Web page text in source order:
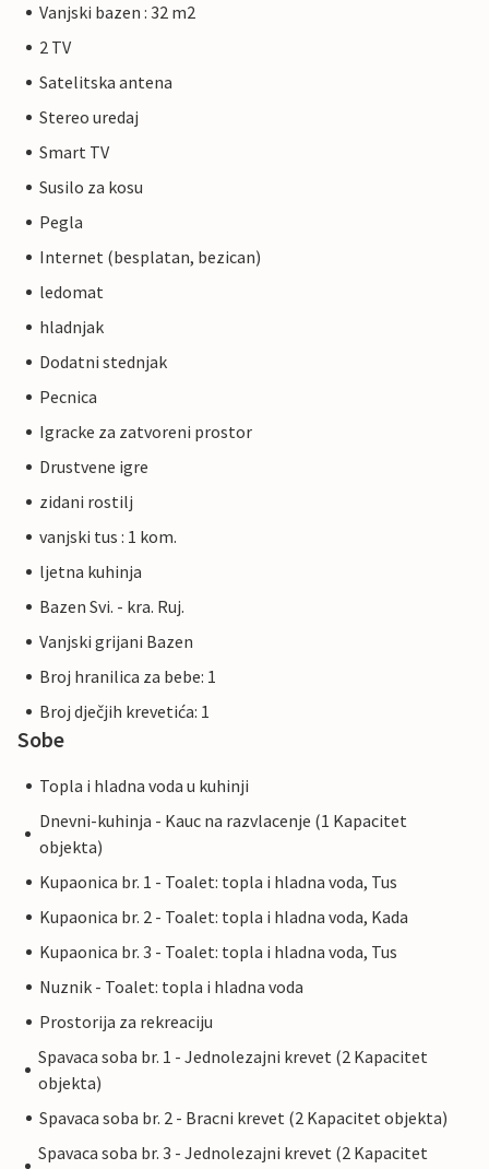
Vanjski bazen : 32 m2
2 TV
Satelitska antena
Stereo uredaj
Smart TV
Susilo za kosu
Pegla
Internet (besplatan, bezican)
ledomat
hladnjak
Dodatni stednjak
Pecnica
Igracke za zatvoreni prostor
Drustvene igre
zidani rostilj
vanjski tus : 1 kom.
ljetna kuhinja
Bazen Svi. - kra. Ruj.
Vanjski grijani Bazen
Broj hranilica za bebe: 1
Broj dječjih krevetića: 1
Sobe
Topla i hladna voda u kuhinji
Dnevni-kuhinja - Kauc na razvlacenje (1 Kapacitet
objekta)
Kupaonica br. 1 - Toalet: topla i hladna voda, Tus
Kupaonica br. 2 - Toalet: topla i hladna voda, Kada
Kupaonica br. 3 - Toalet: topla i hladna voda, Tus
Nuznik - Toalet: topla i hladna voda
Prostorija za rekreaciju
Spavaca soba br. 1 - Jednolezajni krevet (2 Kapacitet
objekta)
Spavaca soba br. 2 - Bracni krevet (2 Kapacitet objekta)
Spavaca soba br. 3 - Jednolezajni krevet (2 Kapacitet